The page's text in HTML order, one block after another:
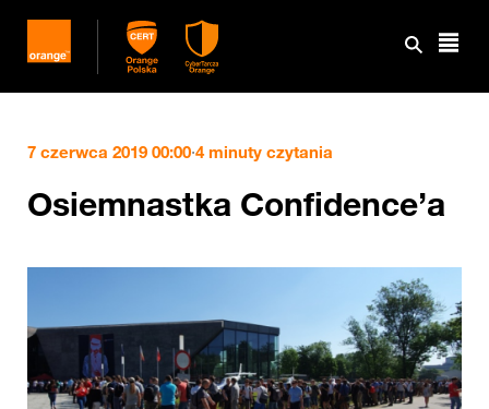
7 czerwca 2019 00:00·4 minuty czytania
Osiemnastka Confidence’a